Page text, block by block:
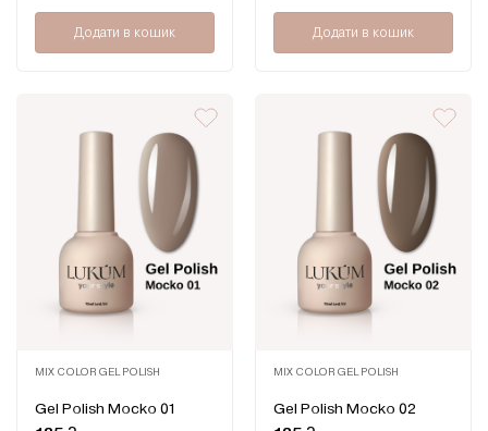
Додати в кошик Додати в кошик
MIX COLOR GEL POLISH
Оцінено
в
Gel Polish Mocko 01
MIX COLOR GEL POLISH
Оцінено
в
Gel Polish Mocko 02